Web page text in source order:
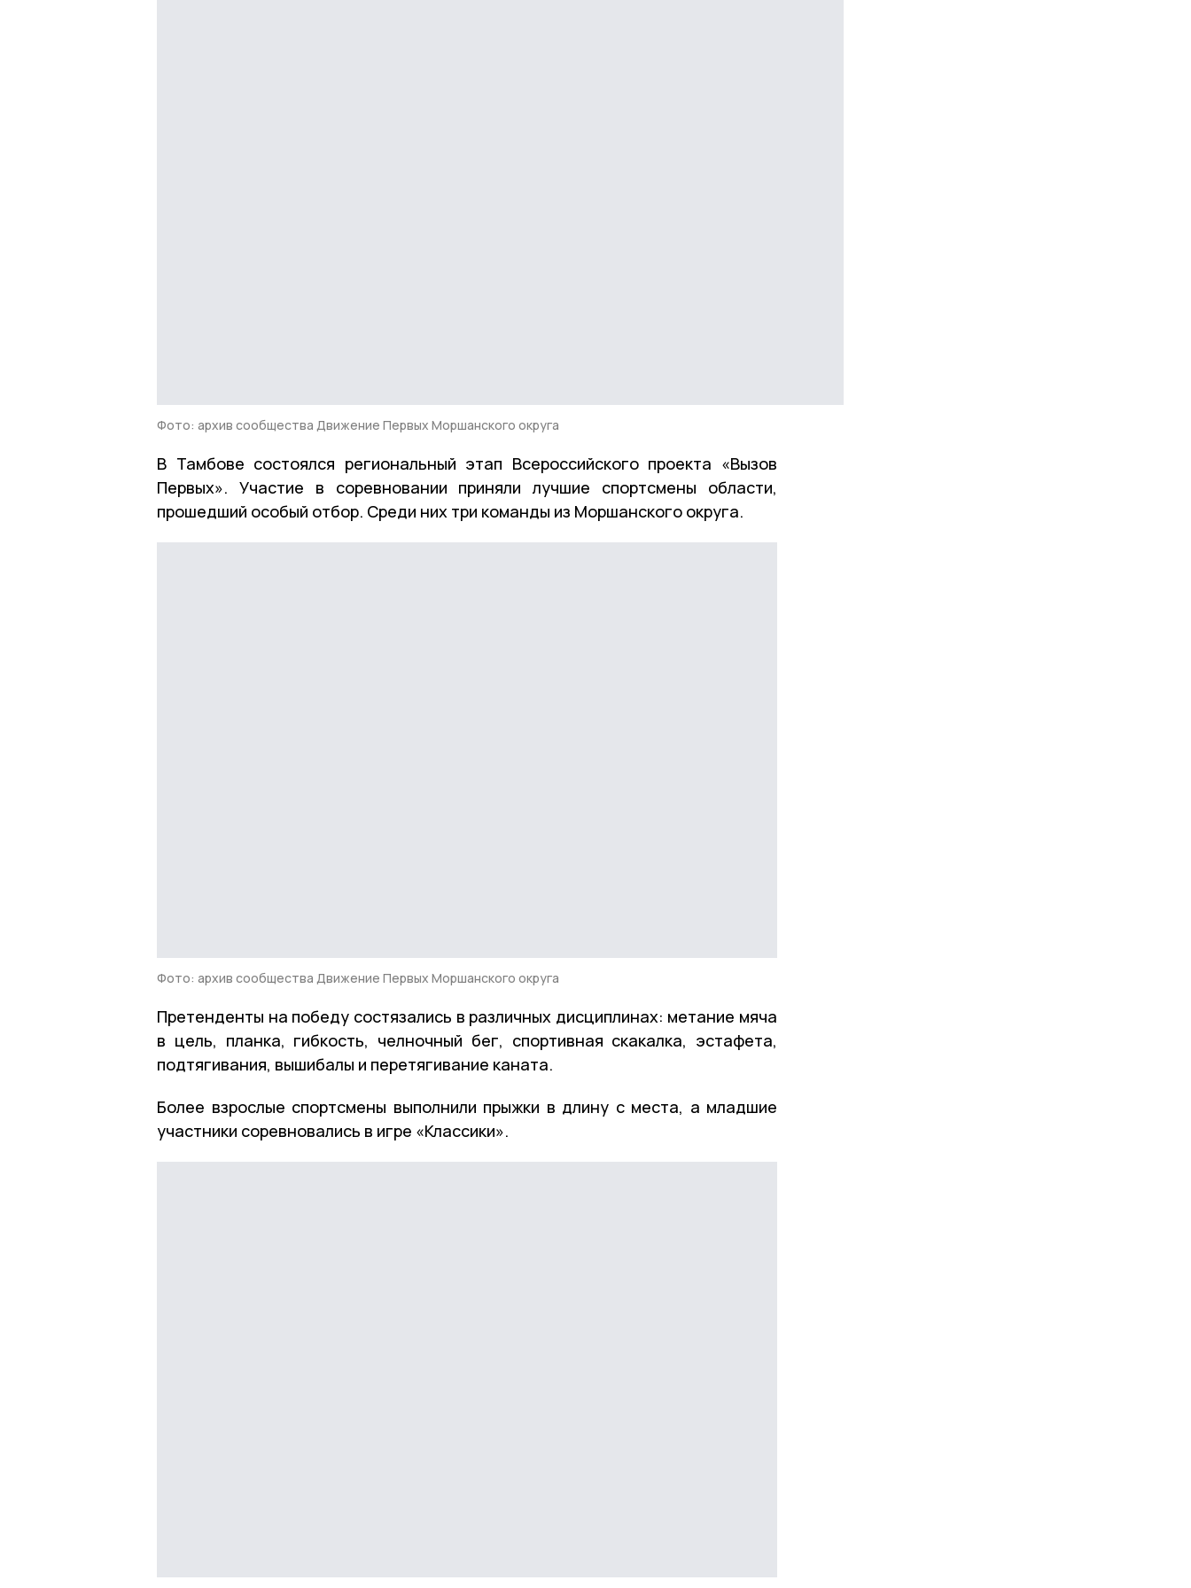
Фото: архив сообщества Движение Первых Моршанского округа
В Тамбове состоялся региональный этап Всероссийского проекта «Вызов
Первых». Участие в соревновании приняли лучшие спортсмены области,
прошедший особый отбор. Среди них три команды из Моршанского округа.
Фото: архив сообщества Движение Первых Моршанского округа
Претенденты на победу состязались в различных дисциплинах: метание мяча
в цель, планка, гибкость, челночный бег, спортивная скакалка, эстафета,
подтягивания, вышибалы и перетягивание каната.
Более взрослые спортсмены выполнили прыжки в длину с места, а младшие
участники соревновались в игре «Классики».